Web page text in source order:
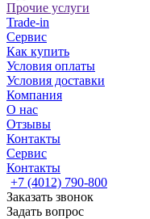
Прочие услуги
Trade-in
Сервис
Как купить
Условия оплаты
Условия доставки
Компания
О нас
Отзывы
Контакты
Сервис
Контакты
+7 (4012) 790-800
Заказать звонок
Задать вопрос